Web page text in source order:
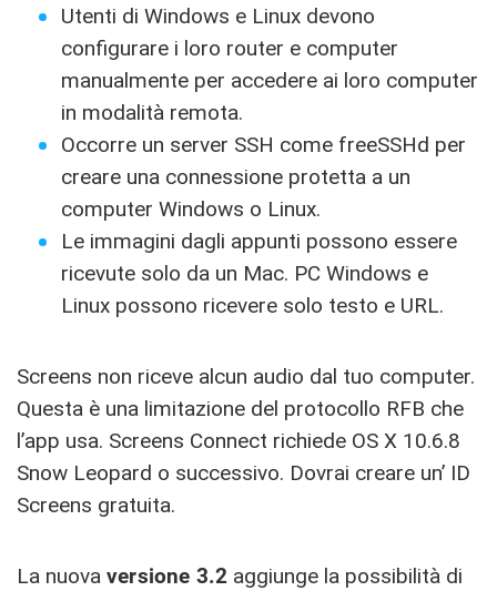
Utenti di Windows e Linux devono
configurare i loro router e computer
manualmente per accedere ai loro computer
in modalità remota.
Occorre un server SSH come freeSSHd per
creare una connessione protetta a un
computer Windows o Linux.
Le immagini dagli appunti possono essere
ricevute solo da un Mac. PC Windows e
Linux possono ricevere solo testo e URL.
Screens non riceve alcun audio dal tuo computer.
Questa è una limitazione del protocollo RFB che
l’app usa. Screens Connect richiede OS X 10.6.8
Snow Leopard o successivo. Dovrai creare un’ ID
Screens gratuita.
La nuova versione 3.2 aggiunge la possibilità di